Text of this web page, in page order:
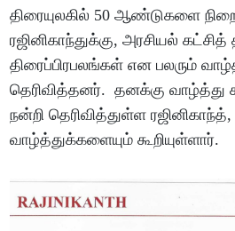
திரையுலகில் 50 ஆண்டுகளை
ரஜினிகாந்துக்கு, அரசியல்
திரைப்பிரபலங்கள் என பலரும்
தெரிவித்தனர். தனக்கு வாழ்த்து
நன்றி தெரிவித்துள்ள ரஜினிகாந்த்,
வாழ்த்துக்களையும் கூறியுள்ளார்.